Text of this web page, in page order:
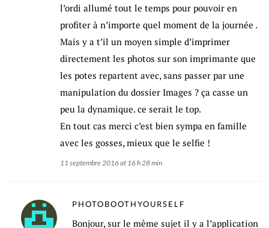
l’ordi allumé tout le temps pour pouvoir en
profiter à n’importe quel moment de la journée .
Mais y a t’il un moyen simple d’imprimer
directement les photos sur son imprimante que
les potes repartent avec, sans passer par une
manipulation du dossier Images ? ça casse un
peu la dynamique. ce serait le top.
En tout cas merci c’est bien sympa en famille
avec les gosses, mieux que le selfie !
11 septembre 2016 at 16 h 28 min
PHOTOBOOTHYOURSELF
Bonjour, sur le même sujet il y a l’application